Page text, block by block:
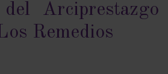
del Arciprestazgo
Remedios